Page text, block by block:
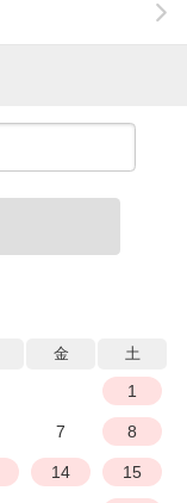
金 土
1
7 8
14 15